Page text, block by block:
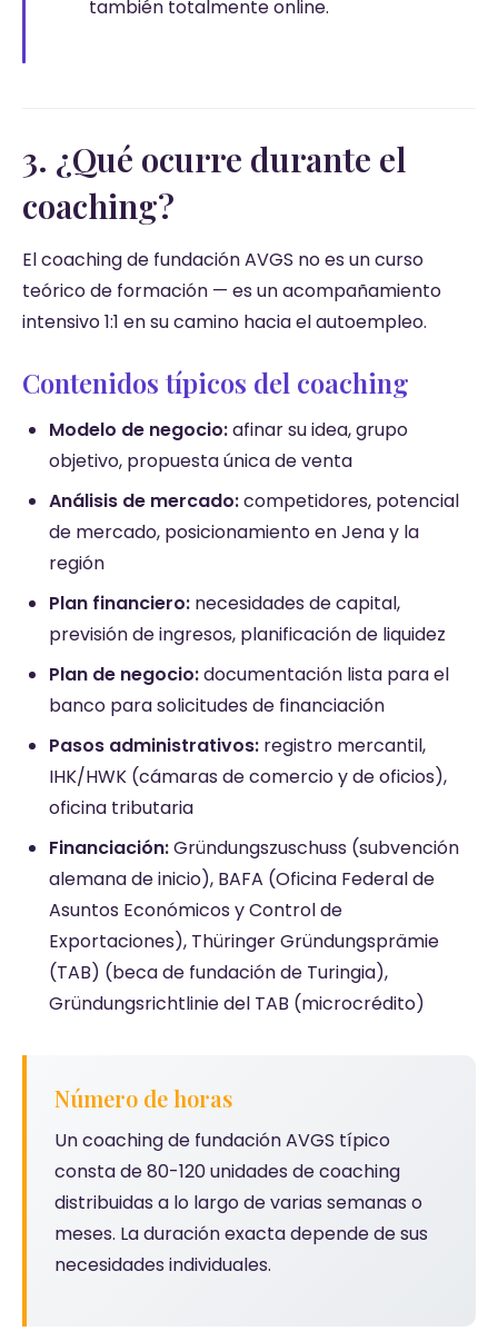
también totalmente online.
3. ¿Qué ocurre durante el
coaching?
El coaching de fundación AVGS no es un curso
teórico de formación — es un acompañamiento
intensivo 1:1 en su camino hacia el autoempleo.
Contenidos típicos del coaching
Modelo de negocio:afinar su idea, grupo
objetivo, propuesta única de venta
Análisis de mercado:competidores, potencial
de mercado, posicionamiento en Jena y la
región
Plan financiero: necesidades de capital,
previsión de ingresos, planificación de liquidez
Plan de negocio:documentación lista para el
banco para solicitudes de financiación
Pasos administrativos: registro mercantil,
IHK/HWK (cámaras de comercio y de oficios),
oficina tributaria
Financiación:Gründungszuschuss (subvención
alemana de inicio), BAFA (Oficina Federal de
Asuntos Económicos y Control de
Exportaciones), Thüringer Gründungsprämie
(TAB) (beca de fundación de Turingia),
Gründungsrichtlinie del TAB (microcrédito)
Número de horas
Un coaching de fundación AVGS típico
consta de 80-120 unidades de coaching
distribuidas a lo largo de varias semanas o
meses. La duración exacta depende de sus
necesidades individuales.